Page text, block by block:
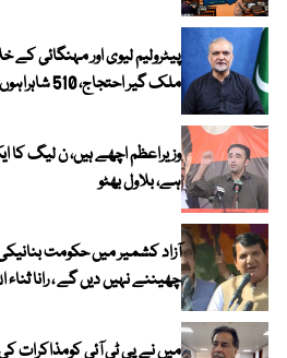
پیٹرولیم لیوی اور مہنگائی
ملک گیر احتجاج، 510 شاہراہوں پر دھرنوں کا اعلان
وزیراعظم اچھے ہیں، ن لیگ کا
ہے، بلاول بھٹو
آزاد کشمیر میں حکومت
چھیننے نہیں دیں گے ، رانا ثناء
میں نے پی ٹی آئی کومذاکرات